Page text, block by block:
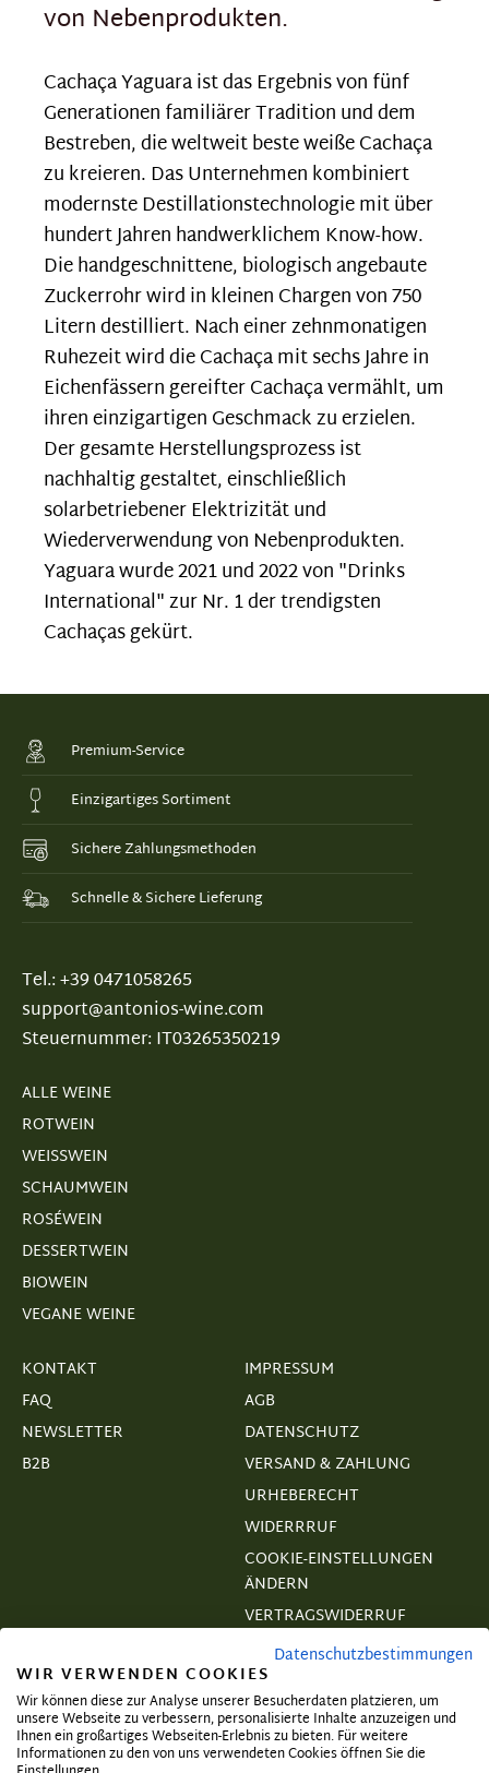
von Nebenprodukten.
Cachaça Yaguara ist das Ergebnis von fünf
Generationen familiärer Tradition und dem
Bestreben, die weltweit beste weiße Cachaça
zu kreieren. Das Unternehmen kombiniert
modernste Destillationstechnologie mit über
hundert Jahren handwerklichem Know-how.
Die handgeschnittene, biologisch angebaute
Zuckerrohr wird in kleinen Chargen von 750
Litern destilliert. Nach einer zehnmonatigen
Ruhezeit wird die Cachaça mit sechs Jahre in
Eichenfässern gereifter Cachaça vermählt, um
ihren einzigartigen Geschmack zu erzielen.
Der gesamte Herstellungsprozess ist
nachhaltig gestaltet, einschließlich
solarbetriebener Elektrizität und
Wiederverwendung von Nebenprodukten.
Yaguara wurde 2021 und 2022 von "Drinks
International" zur Nr. 1 der trendigsten
Cachaças gekürt.
Premium-Service
Einzigartiges Sortiment
Sichere Zahlungsmethoden
Schnelle & Sichere Lieferung
Tel.: +39 0471058265
support@antonios-wine.com
Steuernummer: IT03265350219
ALLE WEINE
ROTWEIN
WEISSWEIN
SCHAUMWEIN
ROSÉWEIN
DESSERTWEIN
BIOWEIN
VEGANE WEINE
KONTAKT
FAQ
NEWSLETTER
B2B
IMPRESSUM
AGB
DATENSCHUTZ
VERSAND & ZAHLUNG
URHEBERECHT
WIDERRRUF
COOKIE-EINSTELLUNGEN
ÄNDERN
VERTRAGSWIDERRUF
Abonnieren und exklusive Angebote
Datenschutzbestimmungen
WIR VERWENDEN COOKIES
Wir können diese zur Analyse unserer Besucherdaten platzieren, um
unsere Webseite zu verbessern, personalisierte Inhalte anzuzeigen und
Ihnen ein großartiges Webseiten-Erlebnis zu bieten. Für weitere
Informationen zu den von uns verwendeten Cookies öffnen Sie die